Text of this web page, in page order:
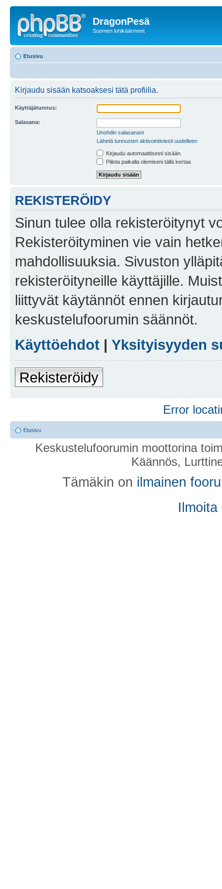
DragonPesä
Suomen lohikäärmeet
Etusivu
Kirjaudu sisään katsoaksesi tätä profiilia.
Käyttäjätunnus:
Salasana:
Unohdin salasanani
Lähetä tunnusten aktivointiviesti uudelleen
Kirjaudu automaattisesti sisään.
Piilota paikalla olemiseni tällä kertaa
REKISTERÖIDY
Sinun tulee olla rekisteröitynyt
Rekisteröityminen vie vain
mahdollisuuksia. Sivuston
rekisteröityneille käyttäjille.
liittyvät käytännöt ennen
keskustelufoorumin säännöt.
Käyttöehdot | Yksityisyyden
Rekisteröidy
Error
Etusivu
Keskustelufoorumin moottorina
Käännös,
Tämäkin on ilmainen